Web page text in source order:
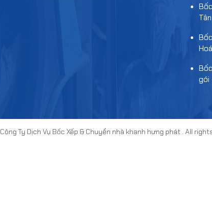
gói
Công Ty Dịch Vụ Bốc Xếp & Chuyển nhà khanh hưng phát . All